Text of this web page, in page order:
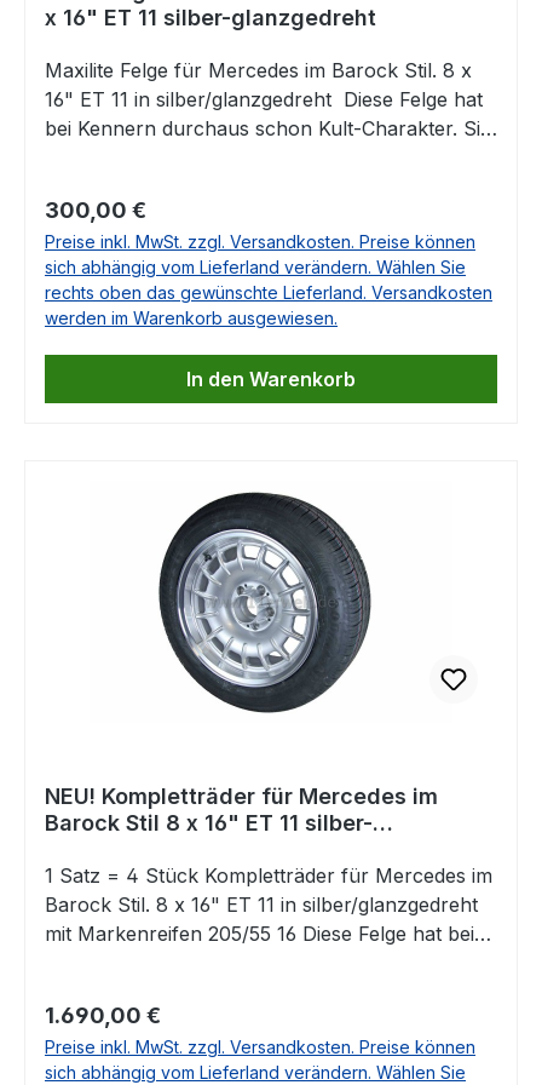
x 16" ET 11 silber-glanzgedreht
Maxilite Felge für Mercedes im Barock Stil. 8 x
16" ET 11 in silber/glanzgedreht Diese Felge hat
bei Kennern durchaus schon Kult-Charakter. Sie
zum R107. Enthalten ist jeweils das
entsprechende Gutachten. Die Lieferung erfolgt
OHNE Nabendeckel und ohne Radschrauben
Die passenden Nabendeckel finden Sie unten
auf dieser Seite als Zubehör. Technische Daten:
Größe: 8 x 16", ET 11 mm Mittenloch 66,6
mmLochkreis: 5x112 Die originalen Mittenkappen
560SL)Mercedes TYP 108Mercedes TYP
109Mercedes TYP110Mercedes TYP111Mercedes
TYP 112Mercedes TYP 113Mercedes TYP
114Mercedes TYP 115Mercedes TYP
116Mercedes TYP 123Mercedes TYP 126 Falls
Sie Fragen dazu haben, beantworten wir Ihnen
diese sehr gerne. Dieses Angebot beinhaltet
NUR DIE FELGE. Die abgebildeten Kompletträder
Regulärer Preis:
300,00 €
Preise inkl. MwSt. zzgl. Versandkosten. Preise können
sich abhängig vom Lieferland verändern. Wählen Sie
rechts oben das gewünschte Lieferland. Versandkosten
werden im Warenkorb ausgewiesen.
In den Warenkorb
NEU! Kompletträder für Mercedes im
Barock Stil 8 x 16" ET 11 silber-
1 Satz = 4 Stück Kompletträder für Mercedes im
Barock Stil. 8 x 16" ET 11 in silber/glanzgedreht
mit Markenreifen 205/55 16 Diese Felge hat bei
und aus unserer Sicht natürlich ganz besonders
zum R107. Diese bieten wir hier auch als
Kompletträder an. Die Räder sind fertig montiert
Regulärer Preis:
1.690,00 €
Preise inkl. MwSt. zzgl. Versandkosten. Preise können
sich abhängig vom Lieferland verändern. Wählen Sie